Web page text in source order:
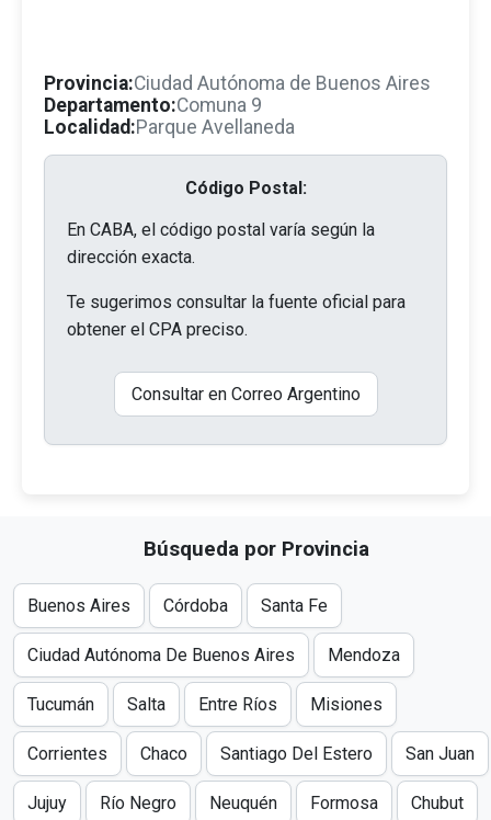
Provincia:Ciudad Autónoma de Buenos Aires
Departamento:Comuna 9
Localidad:Parque Avellaneda
Código Postal:
En CABA, el código postal varía según la
dirección exacta.
Te sugerimos consultar la fuente oficial para
obtener el CPA preciso.
Consultar en Correo Argentino
Búsqueda por Provincia
Buenos Aires Córdoba Santa Fe
Ciudad Autónoma De Buenos Aires Mendoza
Tucumán Salta Entre Ríos Misiones
Corrientes Chaco Santiago Del Estero San Juan
Jujuy Río Negro Neuquén Formosa Chubut